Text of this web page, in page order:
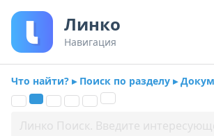
Линко
Навигация
Что найти? ▸ Поиск по разделу ▸